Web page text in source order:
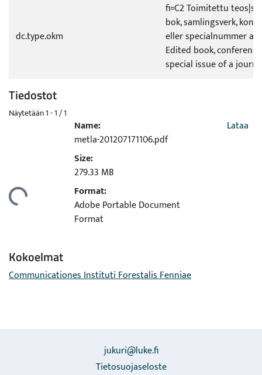
dc.type.okm
fi=C2 Toimitettu
bok, samlingsverk,
eller specialnummer
Edited book,
special issue of a
Tiedostot
Näytetään1 - 1 / 1
Name:
metla-201207171106.pdf
Size:
279.33 MB
Format:
Adobe Portable Document
Format
Lataa
Kokoelmat
Communicationes Instituti Forestalis Fenniae
jukuri@luke.fi
Tietosuojaseloste